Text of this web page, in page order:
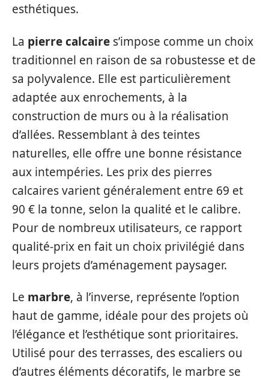
esthétiques.
La pierre calcaire s’impose comme un choix
traditionnel en raison de sa robustesse et de
sa polyvalence. Elle est particulièrement
adaptée aux enrochements, à la
construction de murs ou à la réalisation
d’allées. Ressemblant à des teintes
naturelles, elle offre une bonne résistance
aux intempéries. Les prix des pierres
calcaires varient généralement entre 69 et
90 € la tonne, selon la qualité et le calibre.
Pour de nombreux utilisateurs, ce rapport
qualité-prix en fait un choix privilégié dans
leurs projets d’aménagement paysager.
Le marbre, à l’inverse, représente l’option
haut de gamme, idéale pour des projets où
l’élégance et l’esthétique sont prioritaires.
Utilisé pour des terrasses, des escaliers ou
d’autres éléments décoratifs, le marbre se